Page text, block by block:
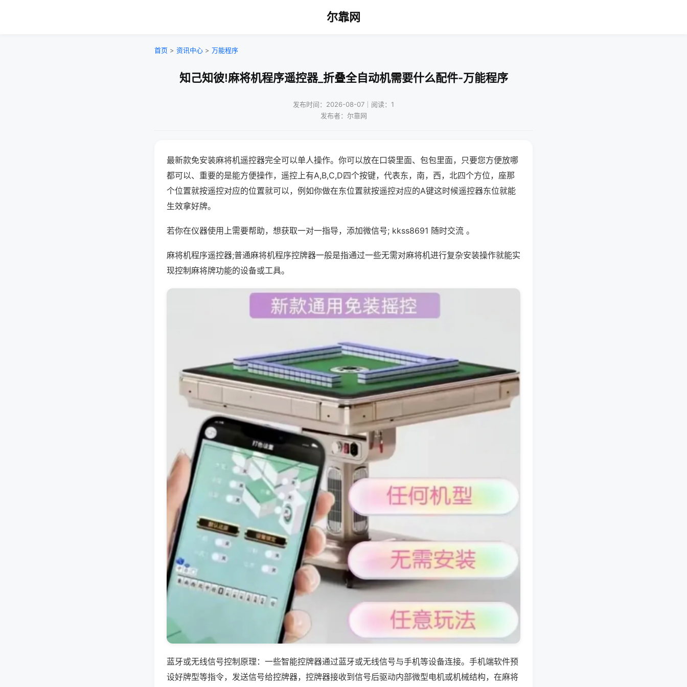
尔靠网
首页 > 资讯中心 > 万能程序
知己知彼!麻将机程序遥控器_折叠全自动机需要什么配件-万能程序
发布时间：2026-08-07｜阅读：1
发布者：尔靠网
最新款免安装麻将机遥控器完全可以单人操作。你可以放在口袋里面、包包里面，只要您方便放哪
都可以、重要的是能方便操作，遥控上有A,B,C,D四个按键，代表东，南，西，北四个方位，座那
个位置就按遥控对应的位置就可以，例如你做在东位置就按遥控对应的A键这时候遥控器东位就能
生效拿好牌。
若你在仪器使用上需要帮助，想获取一对一指导，添加微信号; kkss8691 随时交流 。
麻将机程序遥控器;普通麻将机程序控牌器一般是指通过一些无需对麻将机进行复杂安装操作就能实
现控制麻将牌功能的设备或工具。
蓝牙或无线信号控制原理：一些智能控牌器通过蓝牙或无线信号与手机等设备连接。手机端软件预
设好牌型等指令，发送信号给控牌器，控牌器接收到信号后驱动内部微型电机或机械结构，在麻将